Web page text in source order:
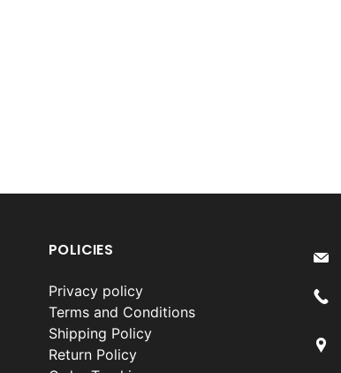
POLICIES
Privacy policy
Terms and Conditions
Shipping Policy
Return Policy